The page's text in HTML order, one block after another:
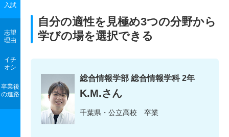
入試
志望
理由
イチ
オシ
卒業後
の進路
自分の適性を見極め3つの分野から
学びの場を選択できる
総合情報学部 総合情報学科 2年
K.M.さん
千葉県・公立高校 卒業